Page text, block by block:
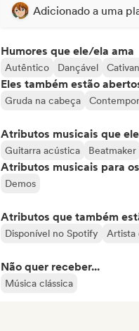
Adicionado a uma
Humores que ele/ela ama
Autêntico Dançável
Eles também estão
Gruda na cabeça
Atributos musicais que
Guitarra acústica Beatmaker
Atributos musicais para
Demos
Atributos que também
Disponível no Spotify Artista
Não quer receber...
Música clássica